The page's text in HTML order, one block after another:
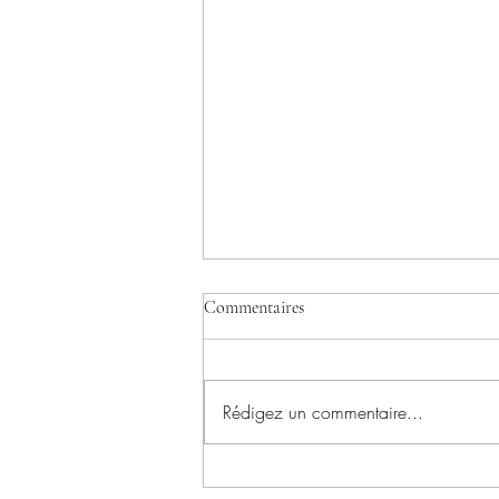
Paire de chiens de Fô
Commentaires
Rédigez un commentaire...